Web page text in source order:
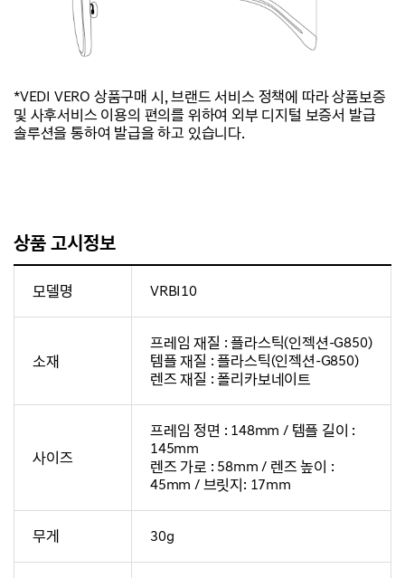
*VEDI VERO 상품구매 시, 브랜드 서비스 정책에 따라 상품보증
및 사후서비스 이용의 편의를 위하여 외부 디지털 보증서 발급
솔루션을 통하여 발급을 하고 있습니다.
상품 고시정보
모델명 VRBI10
소재
프레임 재질 : 플라스틱(인젝션-G850)
템플 재질 : 플라스틱(인젝션-G850)
렌즈 재질 : 폴리카보네이트
사이즈
프레임 정면 : 148mm / 템플 길이 :
145mm
렌즈 가로 : 58mm / 렌즈 높이 :
45mm / 브릿지: 17mm
무게 30g